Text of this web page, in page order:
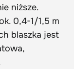
niższe.
0,4-1/1,5 m
blaszka jest